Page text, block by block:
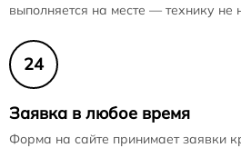
выполняется на месте — технику не
24
Заявка в любое время
Форма на сайте принимает заявки